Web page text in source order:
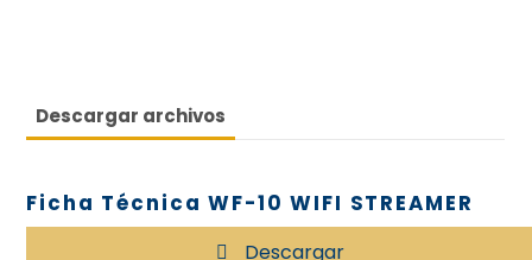
por vídeo desde el Dino-Lite a su dispositivo
móvil
para capturar imágenes y vídeos
Transmite hasta 15 m (50 pies) y a varios
Descargar archivos
Ficha Técnica WF-10 WIFI STREAMER
Descargar